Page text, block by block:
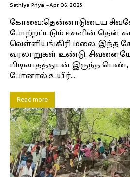
Sathiya Priya -Apr 06, 2025
கோவை:தென்னாடுடைய
போற்றப்படும் ஈசனின் தென்
வெள்ளியங்கிரி மலை. இந்த
வரலாறுகள் உண்டு.
பிடிவாதத்துடன் இருந்த பெண்,
போனால் உயிர்...
Read more